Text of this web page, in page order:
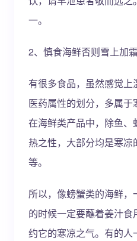
一。
2、慎食海鲜否则雪上加霜
有很多食品，虽然感觉
医药属性的划分，多属于
在海鲜类产品中，除鱼
热之性，大部分均是寒
等。
所以，像螃蟹类的海鲜
的时候一定要蘸着姜汁
约它的寒凉之气。有的人